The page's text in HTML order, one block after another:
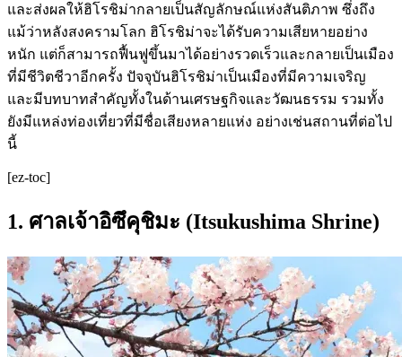
และส่งผลให้ฮิโรชิม่ากลายเป็นสัญลักษณ์แห่งสันติภาพ ซึ่งถึง
แม้ว่าหลังสงครามโลก ฮิโรชิม่าจะได้รับความเสียหายอย่าง
หนัก แต่ก็สามารถฟื้นฟูขึ้นมาได้อย่างรวดเร็วและกลายเป็นเมือง
ที่มีชีวิตชีวาอีกครั้ง ปัจจุบันฮิโรชิม่าเป็นเมืองที่มีความเจริญ
และมีบทบาทสำคัญทั้งในด้านเศรษฐกิจและวัฒนธรรม รวมทั้ง
ยังมีแหล่งท่องเที่ยวที่มีชื่อเสียงหลายแห่ง อย่างเช่นสถานที่ต่อไป
นี้
[ez-toc]
1. ศาลเจ้าอิซึคุชิมะ (Itsukushima Shrine)